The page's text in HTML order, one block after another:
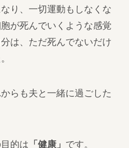
り、一切運動もしなくな
が死んでいくような感覚
は、ただ死んでないだけ
らも夫と一緒に過ごした
的は 「健康」 です。